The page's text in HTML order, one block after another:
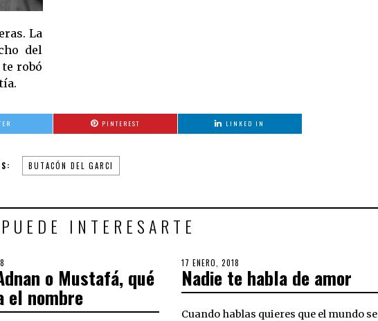
La
del
robó
PINTEREST LINKED IN
BUTACÓN DEL GARCI
INTERESARTE
SEPTIEMBRE,
2018
o Mustafá, qué
el nombre
POSTED
ON
17 ENERO, 2018
OCTUBRE,
2018
Nadie te habla de amor
Cuando hablas quieres que el mundo se